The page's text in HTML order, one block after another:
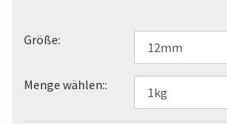
Größe:
Menge wählen::